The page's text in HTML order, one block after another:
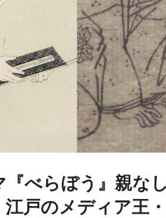
『べらぼう』親な
江戸のメディア王